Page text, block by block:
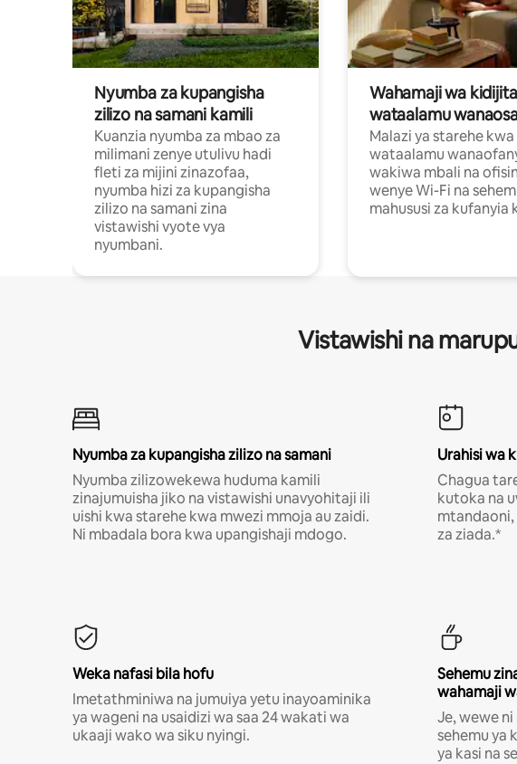
Nyumba za kupangisha
zilizo na samani kamili
Kuanzia nyumba za mbao za
milimani zenye utulivu hadi
fleti za mijini zinazofaa,
nyumba hizi za kupangisha
zilizo na samani zina
vistawishi vyote vya
nyumbani.
Wahamaji wa
wataalamu
Malazi ya starehe kwa
wataalamu
wakiwa mbali na
wenye Wi-Fi na
mahususi za kufanyia
Vistawishi na
Nyumba za kupangisha zilizo na samani
Nyumba zilizowekewa huduma kamili
zinajumuisha jiko na vistawishi unavyohitaji ili
uishi kwa starehe kwa mwezi mmoja au zaidi.
Ni mbadala bora kwa upangishaji mdogo.
Urahisi wa
Chagua
kutoka na
za ziada.*
Weka nafasi bila hofu
Imetathminiwa na jumuiya yetu inayoaminika
ya wageni na usaidizi wa saa 24 wakati wa
ukaaji wako wa siku nyingi.
Sehemu
wahamaji
Je, wewe
sehemu ya
ya kasi na